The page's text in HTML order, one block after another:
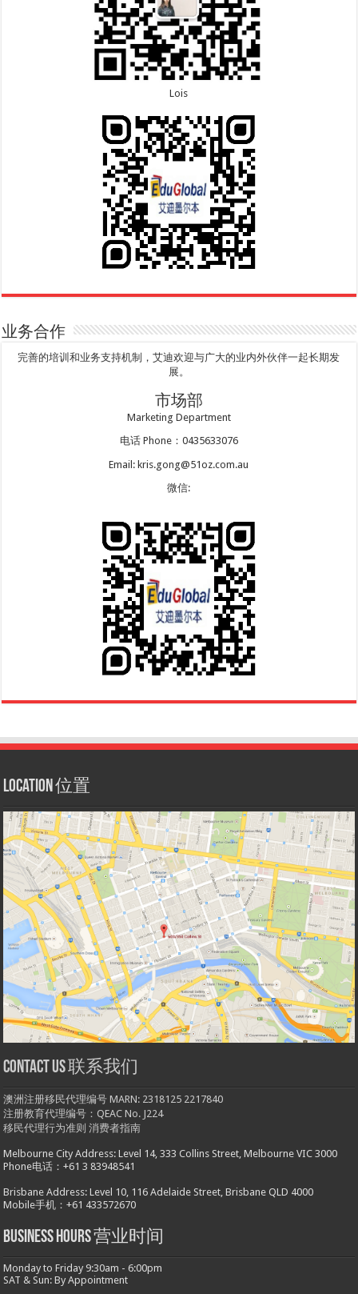
Lois
业务合作
完善的培训和业务支持机制，艾迪欢迎与广大的业内外伙伴一起长期发
展。
市场部
Marketing Department
电话 Phone：0435633076
Email: kris.gong@51oz.com.au
微信:
Location 位置
Contact us 联系我们
澳洲注册移民代理编号 MARN: 2318125 2217840
注册教育代理编号：QEAC No. J224
移民代理行为准则 消费者指南
Melbourne City Address: Level 14, 333 Collins Street, Melbourne VIC 3000
Phone电话：+61 3 83948541
Brisbane Address: Level 10, 116 Adelaide Street, Brisbane QLD 4000
Mobile手机：+61 433572670
Business hours 营业时间
Monday to Friday 9:30am - 6:00pm
SAT & Sun: By Appointment